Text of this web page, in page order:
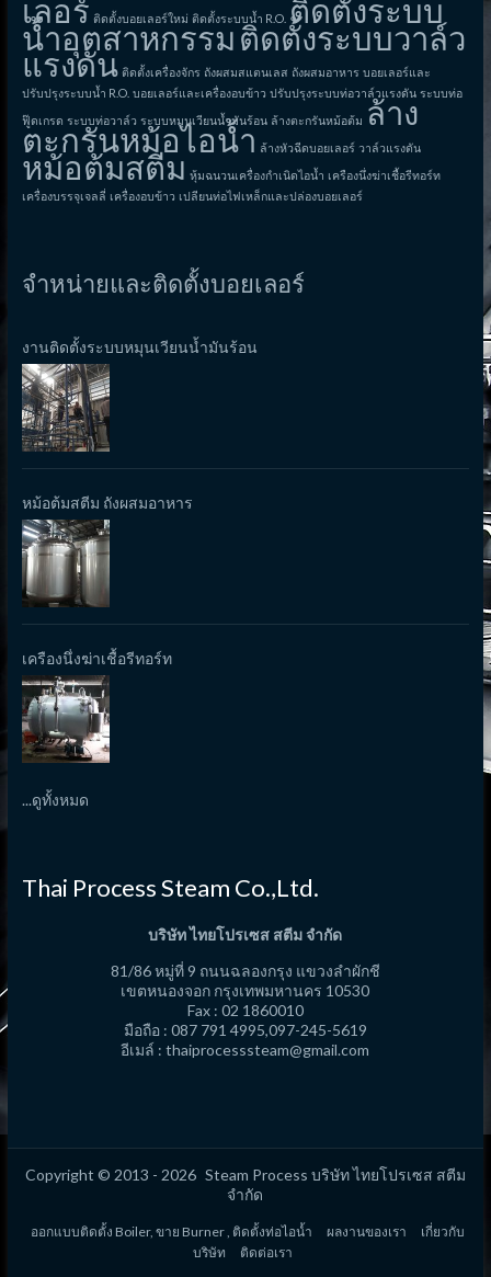
เลอร์ ติดตั้งบอยเลอร์ใหม่ ติดตั้งระบบน้ำ R.O. ติดตั้งระบบ
น้ำอุตสาหกรรม ติดตั้งระบบวาล์ว
แรงดัน ติดตั้งเครื่องจักร ถังผสมสแตนเลส ถังผสมอาหาร บอยเลอร์และ
ปรับปรุงระบบน้ำ R.O. บอยเลอร์และเครื่องอบข้าว ปรับปรุงระบบท่อวาล์วแรงดัน ระบบท่อ
ฟู๊ดเกรด ระบบท่อวาล์ว ระบบหมุนเวียนน้ำมันร้อน ล้างตะกรันหม้อต้ม ล้าง
ตะกรันหม้อไอน้ำ ล้างหัวฉีดบอยเลอร์ วาล์วแรงดัน
หม้อต้มสตีม หุ้มฉนวนเครื่องกำเนิดไอน้ำ เครืองนึ่งฆ่าเชื้อรีทอร์ท
เครื่องบรรจุเจลลี่ เครื่องอบข้าว เปลียนท่อไฟเหล็กและปล่องบอยเลอร์
จำหน่ายและติดตั้งบอยเลอร์
งานติดตั้งระบบหมุนเวียนน้ำมันร้อน
หม้อต้มสตีม ถังผสมอาหาร
เครืองนึ่งฆ่าเชื้อรีทอร์ท
...ดูทั้งหมด
Thai Process Steam Co.,Ltd.
บริษัท ไทยโปรเซส สตีม จำกัด
81/86 หมู่ที่ 9 ถนนฉลองกรุง แขวงลำผักชี
เขตหนองจอก กรุงเทพมหานคร 10530
Fax : 02 1860010
มือถือ : 087 791 4995,097-245-5619
อีเมล์ :thaiprocesssteam@gmail.com
Copyright © 2013 - 2026 Steam Process บริษัท ไทยโปรเซส สตีม
จำกัด
ออกแบบติดตั้ง Boiler, ขาย Burner , ติดตั้งท่อไอน้ำ ผลงานของเรา
เกี่ยวกับ
บริษัท
ติดต่อเรา